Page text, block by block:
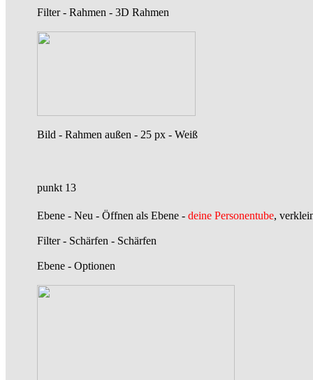
Filter - Rahmen - 3D Rahmen
Bild - Rahmen außen - 25 px - Weiß
punkt 13
Ebene - Neu - Öffnen als Ebene - deine Personentube,
Filter - Schärfen - Schärfen
Ebene - Optionen